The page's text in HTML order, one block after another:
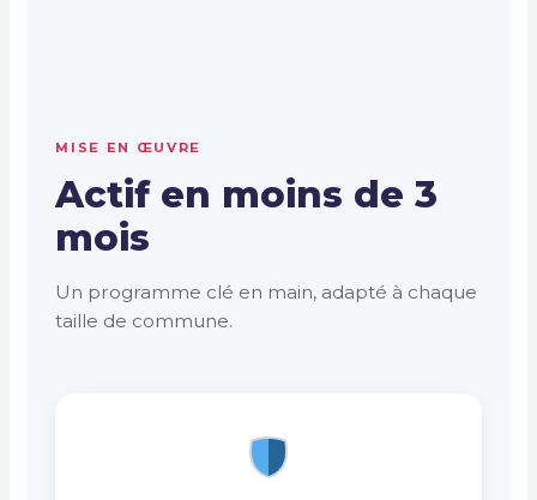
MISE EN ŒUVRE
Actif en moins de 3
mois
Un programme clé en main, adapté à chaque
taille de commune.